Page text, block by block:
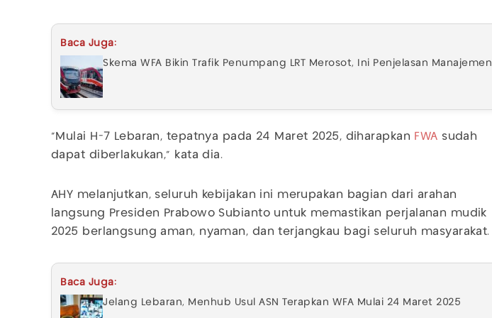
Baca Juga:
Skema WFA Bikin Trafik Penumpang LRT Merosot, Ini Penjelasan Manajemen
"Mulai H-7 Lebaran, tepatnya pada 24 Maret 2025, diharapkan FWA sudah
dapat diberlakukan," kata dia.
AHY melanjutkan, seluruh kebijakan ini merupakan bagian dari arahan
langsung Presiden Prabowo Subianto untuk memastikan perjalanan mudik
2025 berlangsung aman, nyaman, dan terjangkau bagi seluruh masyarakat.
Baca Juga:
Jelang Lebaran, Menhub Usul ASN Terapkan WFA Mulai 24 Maret 2025